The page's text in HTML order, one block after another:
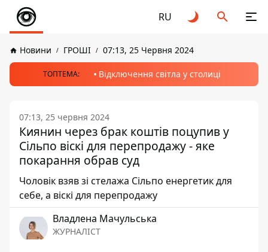
RU
Новини ГРОШІ 07:13, 25 Червня 2024
ТОПТЕМА: Відключення світла у столиці
07:13, 25 червня 2024
Киянин через брак коштів поцупив у
Сільпо віскі для перепродажу - яке
покарання обрав суд
Чоловік взяв зі стелажа Сільпо енергетик для
себе, а віскі для перепродажу
Владлена Мачульська
ЖУРНАЛІСТ